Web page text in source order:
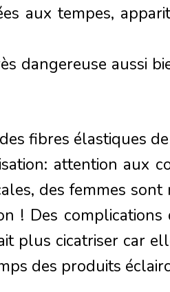
aux tempes,
dangereuse aussi
fibres élastiques
attention aux
des femmes
! Des
plus cicatriser car
des produits